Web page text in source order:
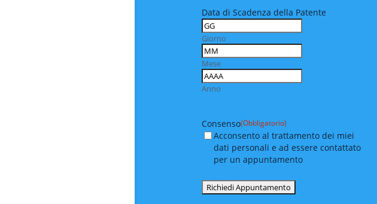
Data di Scadenza della Patente
Giorno
Mese
Anno
Consenso(Obbligatorio)
Acconsento al trattamento dei miei
dati personali e ad essere contattato
per un appuntamento